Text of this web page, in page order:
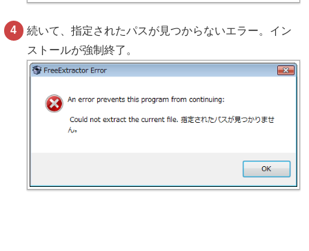
続いて、指定されたパスが見つからないエラー。イン
ストールが強制終了。